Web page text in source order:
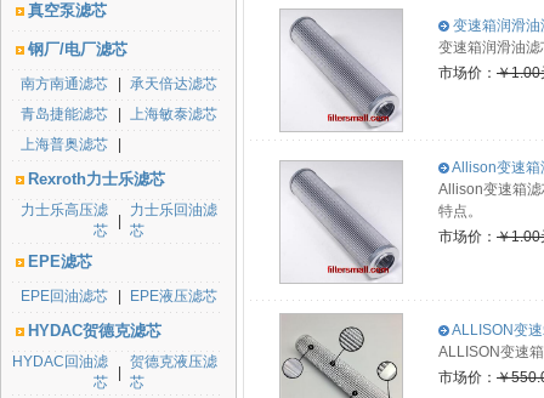
真空泵滤芯
钢厂/电厂滤芯
南方南通滤芯
承天倍达滤芯
青岛捷能滤芯
上海敏泰滤芯
上海普奥滤芯
Rexroth力士乐滤芯
力士乐高压滤
芯
力士乐回油滤
芯
EPE滤芯
EPE回油滤芯 EPE液压滤芯
HYDAC贺德克滤芯
HYDAC回油滤
芯
贺德克液压滤
芯
变速箱润滑
变速箱润滑油
市场价： ￥1.00
Allison变速
Allison变速箱
特点。
市场价： ￥1.00
ALLISON变
ALLISON变速
市场价： ￥